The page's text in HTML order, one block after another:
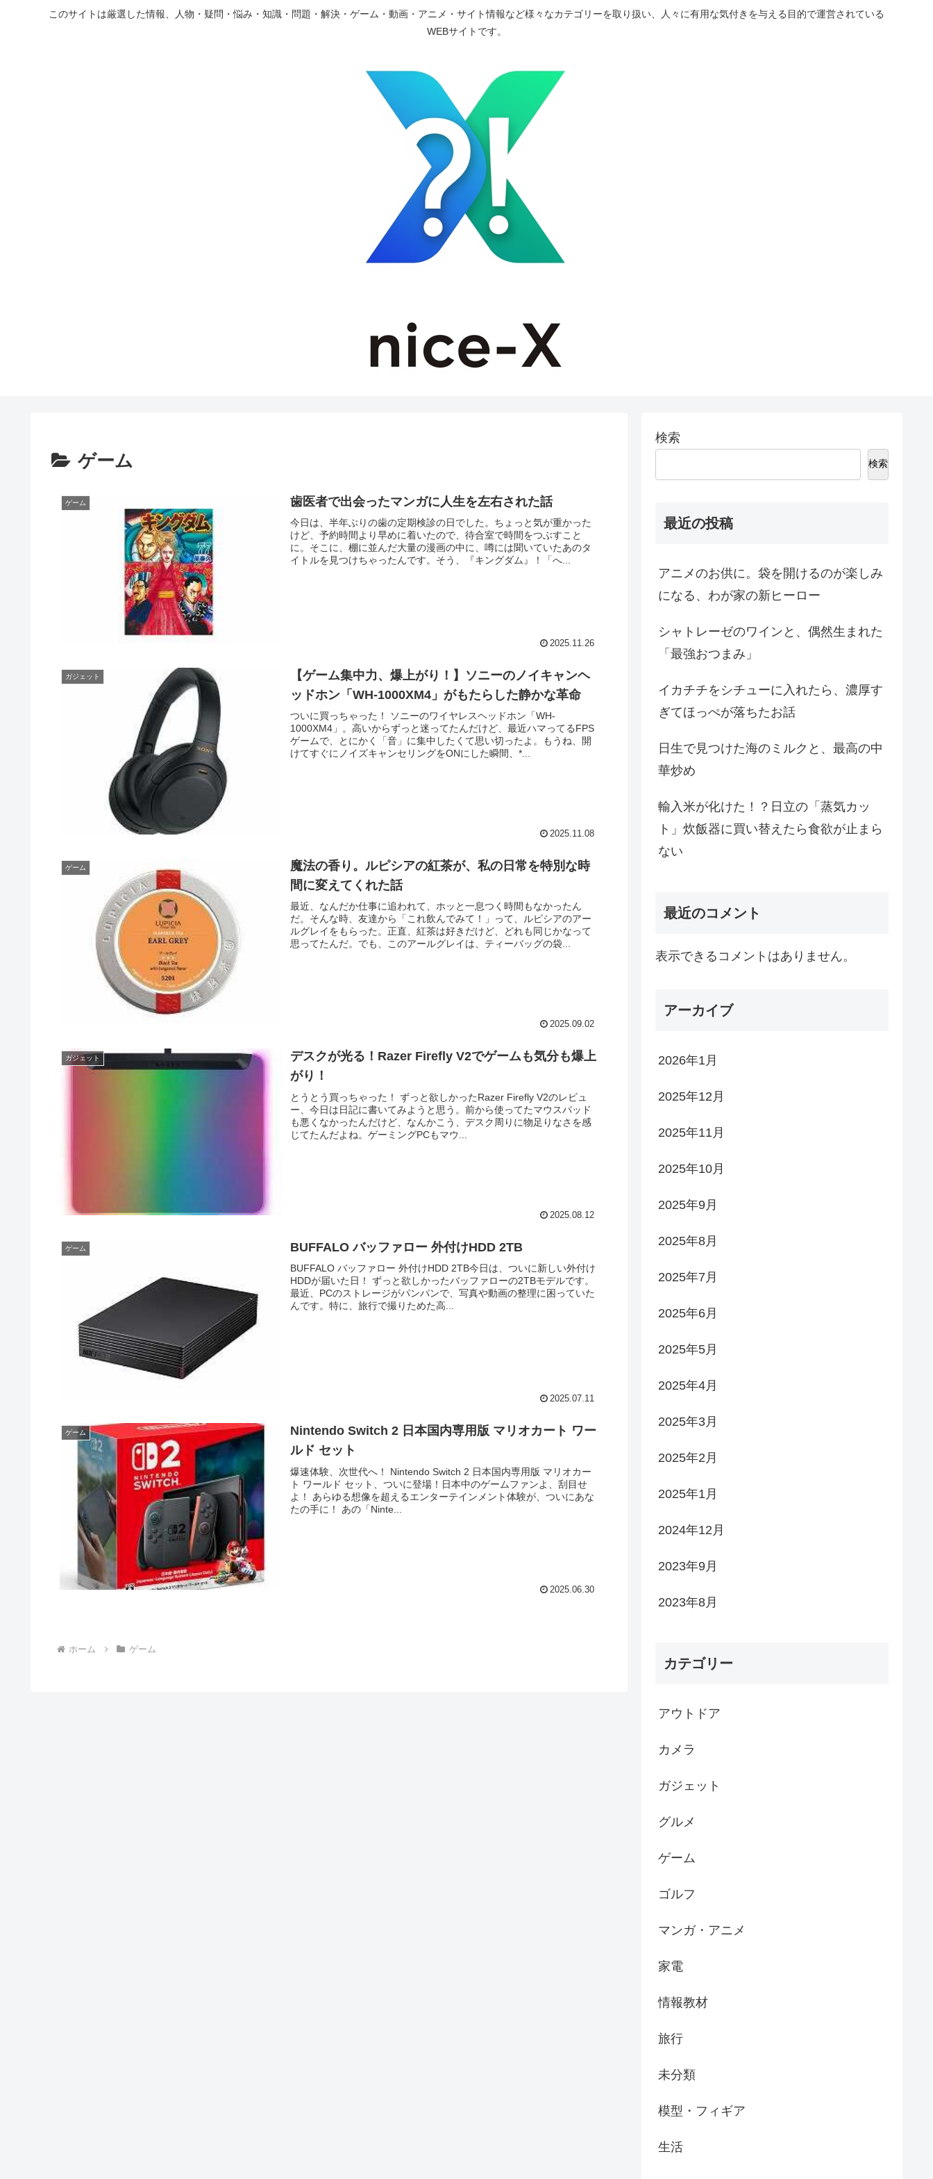
このサイトは厳選した情報、人物・疑問・悩み・知識・問題・解決・ゲーム・動画・アニメ・サイト情報など様々なカテゴリーを取り扱い、人々に有用な気付きを与える目的で運営されている
WEBサイトです。
ゲーム
ゲーム 歯医者で出会ったマンガに人生を左右された話
今日は、半年ぶりの歯の定期検診の日でした。ちょっと気が重かった
けど、予約時間より早めに着いたので、待合室で時間をつぶすこと
に。そこに、棚に並んだ大量の漫画の中に、噂には聞いていたあのタ
イトルを見つけちゃったんです。そう、『キングダム』！「へ...
2025.11.26
ガジェット
【ゲーム集中力、爆上がり！】ソニーのノイキャンヘ
ッドホン「WH-1000XM4」がもたらした静かな革命
ついに買っちゃった！ ソニーのワイヤレスヘッドホン「WH-
1000XM4」。高いからずっと迷ってたんだけど、最近ハマってるFPS
ゲームで、とにかく「音」に集中したくて思い切ったよ。もうね、開
けてすぐにノイズキャンセリングをONにした瞬間、*...
2025.11.08
ゲーム
魔法の香り。ルピシアの紅茶が、私の日常を特別な時
間に変えてくれた話
最近、なんだか仕事に追われて、ホッと一息つく時間もなかったん
だ。そんな時、友達から「これ飲んでみて！」って、ルピシアのアー
ルグレイをもらった。正直、紅茶は好きだけど、どれも同じかなって
思ってたんだ。でも、このアールグレイは、ティーバッグの袋...
2025.09.02
ガジェット
デスクが光る！Razer Firefly V2でゲームも気分も爆上
がり！
とうとう買っちゃった！ ずっと欲しかったRazer Firefly V2のレビュ
ー、今日は日記に書いてみようと思う。前から使ってたマウスパッド
も悪くなかったんだけど、なんかこう、デスク周りに物足りなさを感
じてたんだよね。ゲーミングPCもマウ...
2025.08.12
ゲーム BUFFALO バッファロー 外付けHDD 2TB
BUFFALO バッファロー 外付けHDD 2TB今日は、ついに新しい外付け
HDDが届いた日！ ずっと欲しかったバッファローの2TBモデルです。
最近、PCのストレージがパンパンで、写真や動画の整理に困っていた
んです。特に、旅行で撮りためた高...
2025.07.11
ゲーム
Nintendo Switch 2 日本国内専用版 マリオカート ワー
ルド セット
爆速体験、次世代へ！ Nintendo Switch 2 日本国内専用版 マリオカー
ト ワールド セット、ついに登場！日本中のゲームファンよ、刮目せ
よ！ あらゆる想像を超えるエンターテインメント体験が、ついにあな
たの手に！ あの「Ninte...
2025.06.30
ホーム ゲーム
検索
検索
最近の投稿
アニメのお供に。袋を開けるのが楽しみ
になる、わが家の新ヒーロー
シャトレーゼのワインと、偶然生まれた
「最強おつまみ」
イカチチをシチューに入れたら、濃厚す
ぎてほっぺが落ちたお話
日生で見つけた海のミルクと、最高の中
華炒め
輸入米が化けた！？日立の「蒸気カッ
ト」炊飯器に買い替えたら食欲が止まら
ない
最近のコメント
表示できるコメントはありません。
アーカイブ
2026年1月
2025年12月
2025年11月
2025年10月
2025年9月
2025年8月
2025年7月
2025年6月
2025年5月
2025年4月
2025年3月
2025年2月
2025年1月
2024年12月
2023年9月
2023年8月
カテゴリー
アウトドア
カメラ
ガジェット
グルメ
ゲーム
ゴルフ
マンガ・アニメ
家電
情報教材
旅行
未分類
模型・フィギア
生活